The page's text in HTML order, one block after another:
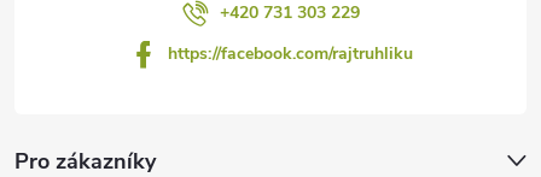
+420 731 303 229
https://facebook.com/rajtruhliku
Pro zákazníky